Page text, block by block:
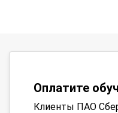
Оплатите
Клиенты ПАО